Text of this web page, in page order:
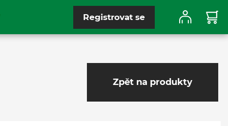
Registrovat se
Zpět na produkty